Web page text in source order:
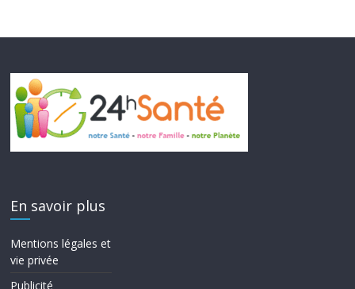
En savoir plus
Mentions légales et
vie privée
Publicité